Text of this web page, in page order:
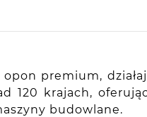
premium,
120 krajach,
budowlane.